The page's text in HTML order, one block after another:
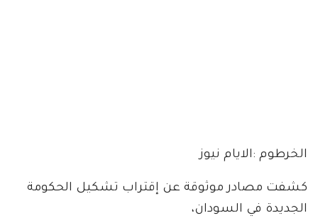
الخرطوم :الايام نيوز
كشفت مصادر موثوقة عن إقتراب تشكيل الحكومة
الجديدة في السودان،